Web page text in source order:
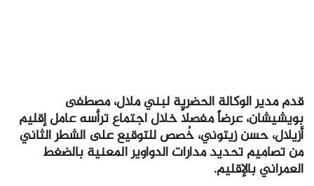
قدم مدير الوكالة الحضرية لبني ملال، مصطفى
بويشيشان، عرضاً مفصلاً خلال اجتماع ترأسه عامل إقليم
أزيلال، حسن زيتوني، خُصص للتوقيع على الشطر الثاني
من تصاميم تحديد مدارات الدواوير المعنية بالضغط
العمراني بالإقليم.